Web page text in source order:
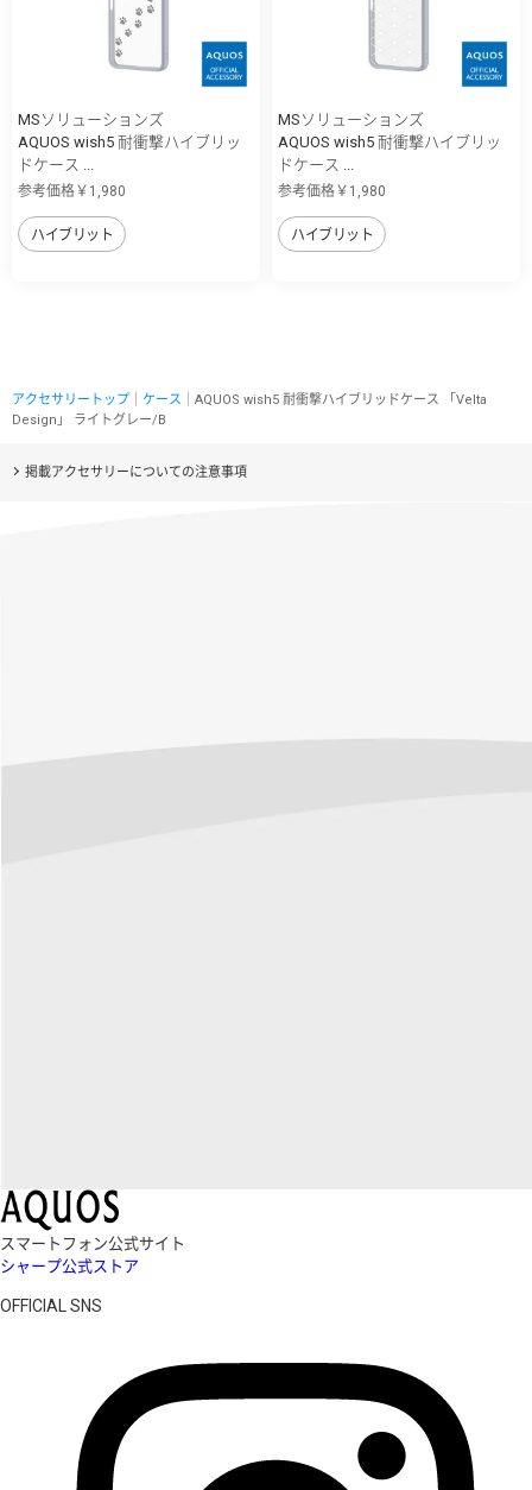
MSソリューションズ
AQUOS wish5 耐衝撃ハイブリッ
ドケース ...
参考価格￥1,980
ハイブリット
MSソリューションズ
AQUOS wish5 耐衝撃ハイブリッ
ドケース ...
参考価格￥1,980
ハイブリット
アクセサリートップ ケース ｜AQUOS wish5 耐衝撃ハイブリッドケース 「Velta
Design」 ライトグレー/B
掲載アクセサリーについての注意事項
スマートフォン公式サイト
シャープ公式ストア
OFFICIAL SNS